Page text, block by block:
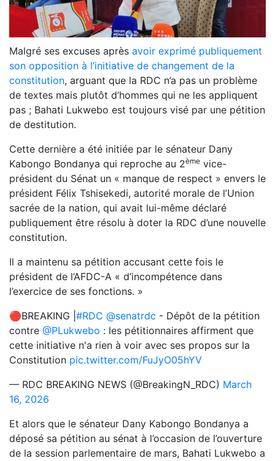
Malgré ses excuses après avoir exprimé publiquement
son opposition à l’initiative de changement de la
constitution, arguant que la RDC n’a pas un problème
de textes mais plutôt d’hommes qui ne les appliquent
pas ; Bahati Lukwebo est toujours visé par une pétition
de destitution.
Cette dernière a été initiée par le sénateur Dany
Kabongo Bondanya qui reproche au 2ème vice-
président du Sénat un « manque de respect » envers le
président Félix Tshisekedi, autorité morale de l’Union
sacrée de la nation, qui avait lui-même déclaré
publiquement être résolu à doter la RDC d’une nouvelle
constitution.
Il a maintenu sa pétition accusant cette fois le
président de l’AFDC-A « d’incompétence dans
l’exercice de ses fonctions. »
🔴BREAKING | #RDC @senatrdc - Dépôt de la pétition
contre @PLukwebo : les pétitionnaires affirment que
cette initiative n'a rien à voir avec ses propos sur la
Constitution pic.twitter.com/FuJyO05hYV
— RDC BREAKING NEWS (@BreakingN_RDC) March
16, 2026
Et alors que le sénateur Dany Kabongo Bondanya a
déposé sa pétition au sénat à l’occasion de l’ouverture
de la session parlementaire de mars, Bahati Lukwebo a